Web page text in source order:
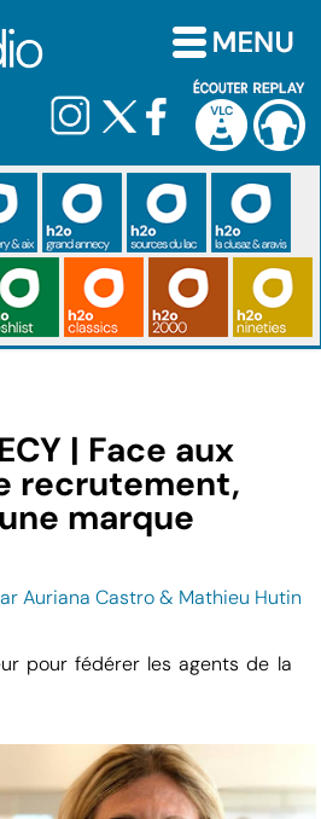
| Face aux
recrutement,
marque
Auriana Castro & Mathieu Hutin
pour fédérer les agents de la